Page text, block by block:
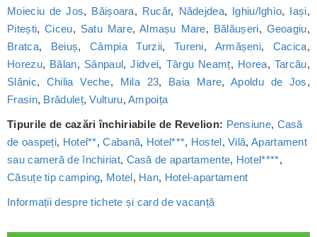
Moieciu de Jos, Băișoara, Rucăr, Nădejdea, Ighiu/Ighìo, Iași,
Pitești,Ciceu, Satu Mare, Almașu Mare, Bălăușeri, Geoagiu,
Bratca, Beiuș, Câmpia Turzii, Tureni, Armășeni, Cacica,
Horezu, Bălan, Sânpaul,Jidvei, Târgu Neamț, Horea, Tarcău,
Slănic, Chilia Veche, Mila 23, Baia Mare,Apoldu de Jos,
Frasin, Brăduleț,Vulturu,Ampoița
Tipurile de cazări închiriabile de Revelion: Pensiune, Casă
de oaspeți, Hotel**,Cabană, Hotel***, Hostel,Vilă, Apartament
sau cameră de închiriat, Casă de apartamente, Hotel****,
Căsuțe tip camping, Motel, Han, Hotel-apartament
Informații despre tichete și card de vacanță